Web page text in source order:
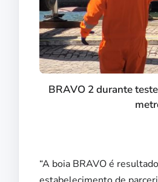
BRAVO 2 durante
“A boia BRAVO é